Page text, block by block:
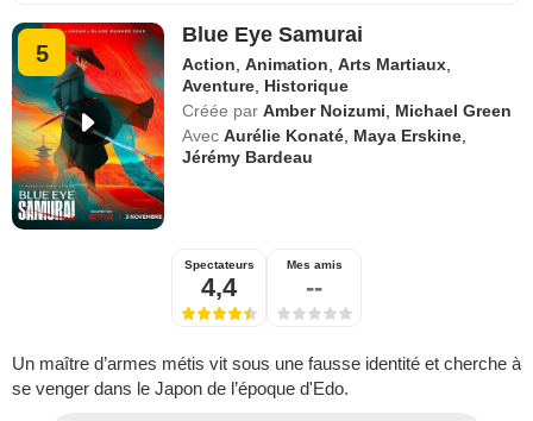
5
Blue Eye Samurai
Action ,Animation ,Arts Martiaux
Aventure Historique
Créée par Amber Noizumi
Michael Green
Avec Aurélie Konaté Maya Erskine
Jérémy Bardeau
Spectateurs
4,4
Mes amis
--
Un maître d’armes métis vit sous une fausse identité et cherche à
se venger dans le Japon de l’époque d'Edo.